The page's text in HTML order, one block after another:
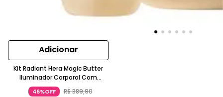
Adicionar
Kit Radiant Hera Magic Butter
Iluminador Corporal Com
Vitamina E Hidratante
Perfumado Body Splash Aura
46%OFF R$389,90